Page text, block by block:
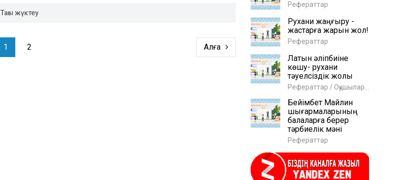
Тағы жүктеу
1 2 Алға
Рефераттар
Рухани жаңғыру -
жастарға жарқын жол!
Рефераттар
Латын әліпбиіне
көшу- рухани
тәуелсіздік жолы
Бейімбет Майлин
шығармаларының
балаларға берер
тәрбиелік мәні
Рефераттар